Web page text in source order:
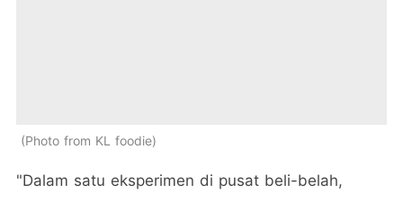
Photo from KL foodie
"Dalam satu eksperimen di pusat beli-belah,